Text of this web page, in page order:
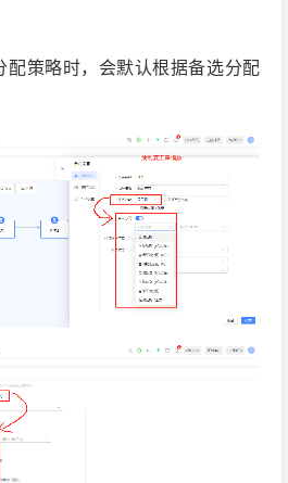
配策略时，会默认根据备选分配